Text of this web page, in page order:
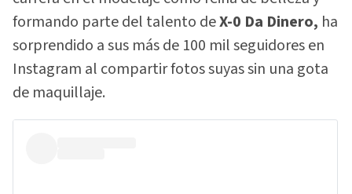
formando parte del talento deX-0 Da Dinero, ha
sorprendido a sus más de 100 mil seguidores en
Instagram al compartir fotos suyas sin una gota
de maquillaje.